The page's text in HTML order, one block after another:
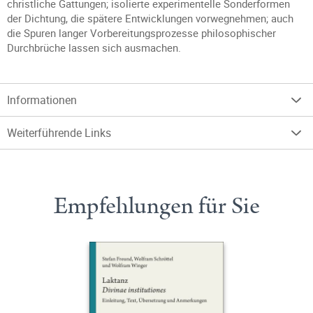
christliche Gattungen; isolierte experimentelle Sonderformen
der Dichtung, die spätere Entwicklungen vorwegnehmen; auch
die Spuren langer Vorbereitungsprozesse philosophischer
Durchbrüche lassen sich ausmachen.
Informationen
Weiterführende Links
Empfehlungen für Sie